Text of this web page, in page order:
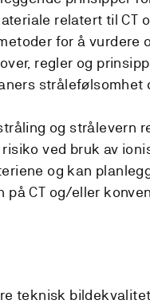
relatert til CT
for å vurdere
regler og
strålefølsomhet
og strålevern
ved bruk av
og kan
på CT og/eller
teknisk